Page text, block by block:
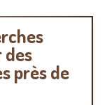
des
près de